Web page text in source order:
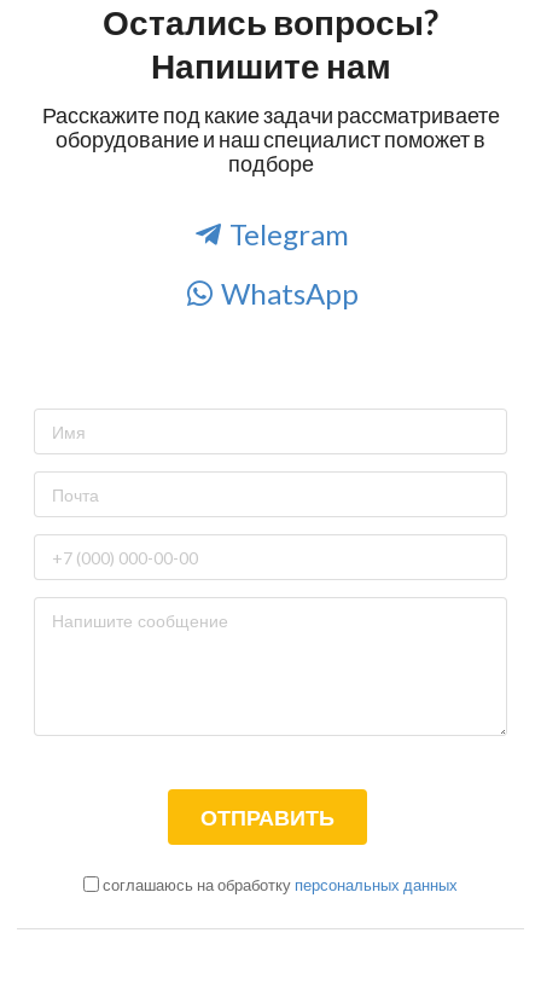
Остались вопросы?
Напишите нам
Расскажите под какие задачи рассматриваете
оборудование и наш специалист поможет в
подборе
Telegram
WhatsApp
соглашаюсь на обработку персональных данных